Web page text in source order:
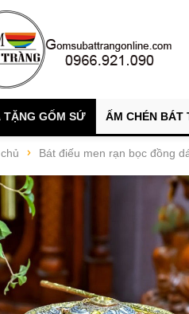
TẶNG GỐM SỨ ẤM CHÉN BÁT
Bát điếu men rạn bọc đồng